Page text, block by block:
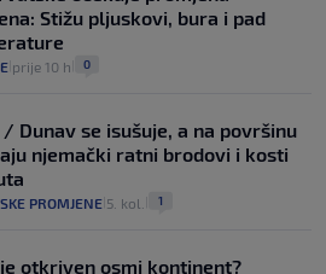
Stižu pljuskovi, bura i pad
prije 10 h 0
/ Dunav se isušuje, a na površinu
njemački ratni brodovi i kosti
PROMJENE 5. kol. 1
otkriven osmi kontinent?